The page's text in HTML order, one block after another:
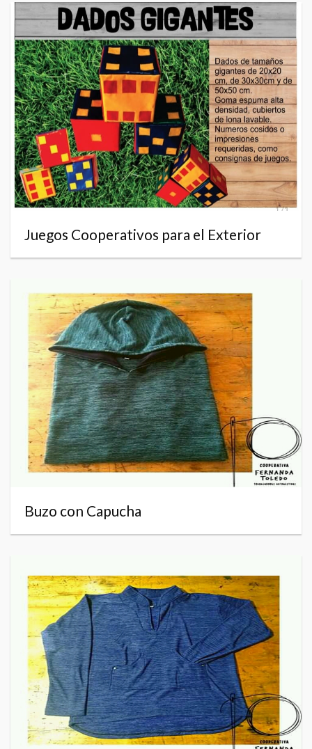
Juegos Cooperativos para el Exterior
Buzo con Capucha